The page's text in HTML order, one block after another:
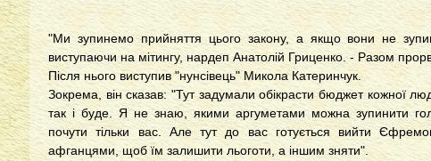
"Ми зупинемо прийняття цього закону, а якщо вони не
виступаючи на мітингу, нардеп Анатолій Гриценко. - Разом
Після нього виступив "нунсівець" Микола Катеринчук.
Зокрема, він сказав: "Тут задумали обікрасти бюджет кожної
так і буде. Я не знаю, якими аргуметами можна зупинити
почути тільки вас. Але тут до вас готується вийти
афганцями, щоб їм залишити льоготи, а іншим зняти".